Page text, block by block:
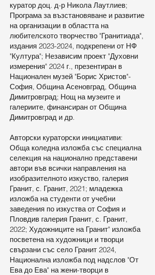
куратор доц. д-р Никола Лаутлиев;
Програма за възстановяване и развитие
на организации в областта на
любителското творчество "Гранитиада",
издания 2023-2024, подкрепени от НФ
"Култура"; Независим проект "Духовни
измерения" 2024 г., презентиран в
Национален музей "Борис Христов"-
София, Община Асеновград, Община
Димитровград; Нощ на музеите и
галериите, финансиран от Община
Димитровград и др.
Авторски кураторски инициативи:
Обща коледна изложба със специална
селекция на национално представени
автори във всички направления на
изобразителното изкуство, галерия
Гранит, с. Гранит, 2021; младежка
изложба на студенти от учебни
заведения по изкуства от София и
Пловдив галерия Гранит, с. Гранит,
2022; Художниците на Гранит" изложба
посветена на художници и творци
свързани със село Гранит 2024,
Национална изложба под надслов "От
Ева до Ева" на жени-творци в